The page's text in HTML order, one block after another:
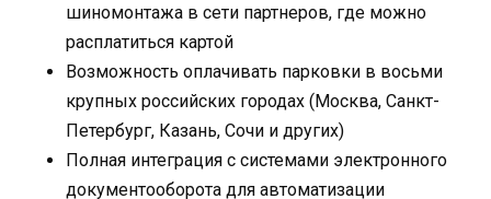
шиномонтажа в сети партнеров, где можно
расплатиться картой
Возможность оплачивать парковки в восьми
крупных российских городах (Москва, Санкт-
Петербург, Казань, Сочи и других)
Полная интеграция с системами электронного
документооборота для автоматизации